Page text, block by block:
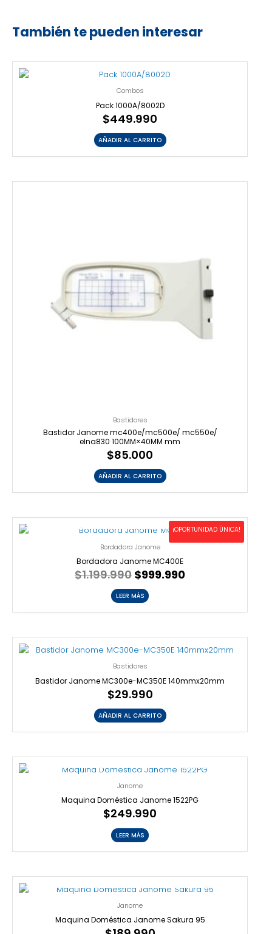
También te pueden interesar
Combos
Pack 1000A/8002D
$449.990
AÑADIR AL CARRITO
Bastidores
Bastidor Janome mc400e/mc500e/ mc550e/
elna830 100MM×40MM mm
$85.000
AÑADIR AL CARRITO
¡OPORTUNIDAD ÚNICA!
AGOTADO
Bordadora Janome
Bordadora Janome MC400E
$1.199.990
El
precio
original
era:
$1.199.990.
$999.990
El
precio
actual
LEER MÁS
Bastidores
Bastidor Janome MC300e-MC350E 140mmx20mm
$29.990
AÑADIR AL CARRITO
AGOTADO
Janome
Maquina Doméstica Janome 1522PG
$249.990
LEER MÁS
AGOTADO
Janome
Maquina Doméstica Janome Sakura 95